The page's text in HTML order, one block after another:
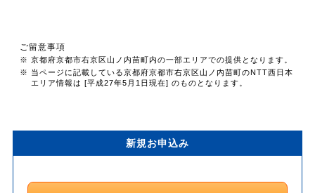
ご留意事項
※ 京都府京都市右京区山ノ内苗町内の一部エリアでの提供となります。
※ 当ページに記載している京都府京都市右京区山ノ内苗町のNTT西日本
エリア情報は [平成27年5月1日現在] のものとなります。
新規お申込み